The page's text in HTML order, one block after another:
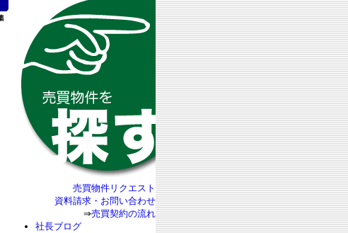
売買物件リクエスト
資料請求・お問い合わせ
⇒売買契約の流れ
社長ブログ